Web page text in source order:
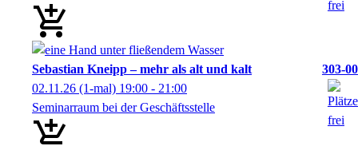
Sebastian Kneipp – mehr als alt und kalt
303-00
02.11.26 (1-mal) 19:00 - 21:00
Seminarraum bei der Geschäftsstelle